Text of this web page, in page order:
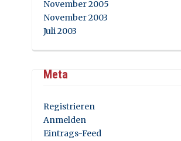
November 2005
November 2003
Juli 2003
Meta
Registrieren
Anmelden
Eintrags-Feed